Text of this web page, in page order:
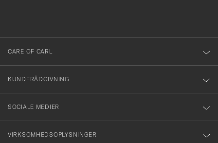
dig
till
vårt
nyhetsbrev!
CARE OF CARL
KUNDERÅDGIVNING
SOCIALE MEDIER
VIRKSOMHEDSOPLYSNINGER